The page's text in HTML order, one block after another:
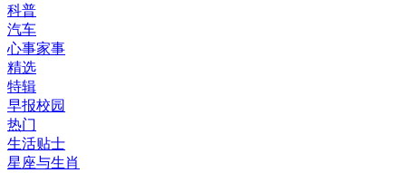
科普
汽车
心事家事
精选
特辑
早报校园
热门
生活贴士
星座与生肖